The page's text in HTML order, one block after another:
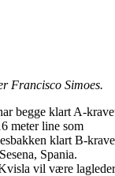
Francisco Simoes.
begge klart A-
meter line som
klart B-
Spania.
vil være